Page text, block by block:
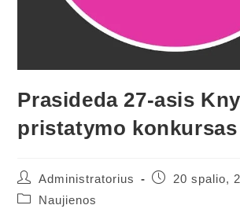
Prasideda 27-asis
pristatymo konkursas
Administratorius
20 spalio,
Naujienos